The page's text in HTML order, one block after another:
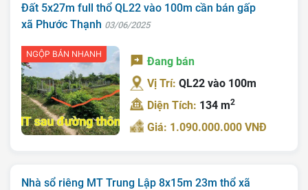
Đất 5x27m full thổ QL22 vào 100m cần bán gấp
xã Phước Thạnh 03/06/2025
NGỘP BÁN NHANH
Đang bán
Vị Trí:QL22 vào 100m
Diện Tích: 134 m2
Giá: 1.090.000.000 VNĐ
Nhà sổ riêng MT Trung Lập 8x15m 23m thổ xã